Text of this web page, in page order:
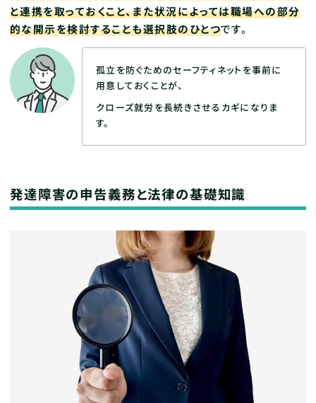
と連携を取っておくこと、また状況によっては職場への部分
的な開示を検討することも選択肢のひとつです。
孤立を防ぐためのセーフティネットを事前に
用意しておくことが、
クローズ就労を長続きさせるカギになりま
す。
発達障害の申告義務と法律の基礎知識